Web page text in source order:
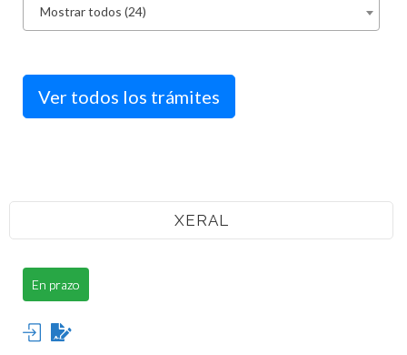
Mostrar todos (24)
Ver todos los trámites
XERAL
En prazo